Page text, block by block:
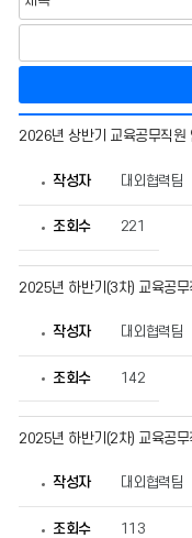
육
원
사
의
게
호,
작
성
자,
조
2026년 상반기 교육공무직원
작성자 대외협력팀
조회수 221
2025년 하반기(3차) 교육공무
작성자 대외협력팀
조회수 142
2025년 하반기(2차) 교육공무
작성자 대외협력팀
조회수 113